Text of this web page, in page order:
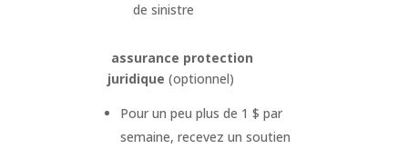
de sinistre
assurance protection
juridique (optionnel)
Pour un peu plus de 1 $ par
semaine, recevez un soutien